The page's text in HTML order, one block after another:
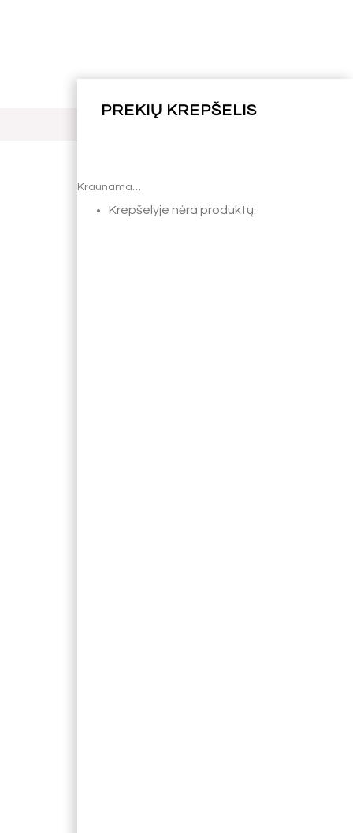
Kraunama…
Krepšelyje nėra produktų.
Kraunama…
Krepšelyje nėra produktų.